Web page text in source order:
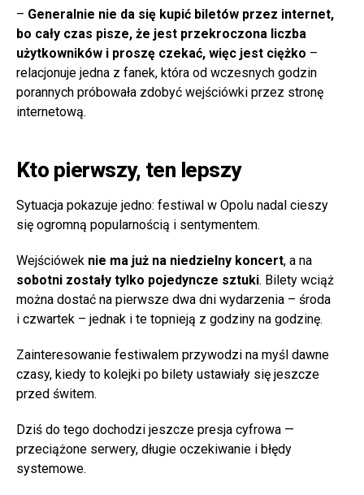
– Generalnie nie da się kupić biletów przez internet,
bo cały czas pisze, że jest przekroczona liczba
użytkowników i proszę czekać, więc jest ciężko –
relacjonuje jedna z fanek, która od wczesnych godzin
porannych próbowała zdobyć wejściówki przez stronę
internetową.
Kto pierwszy, ten lepszy
Sytuacja pokazuje jedno: festiwal w Opolu nadal cieszy
się ogromną popularnością i sentymentem.
Wejściówek nie ma już na niedzielny koncert, a na
sobotni zostały tylko pojedyncze sztuki. Bilety wciąż
można dostać na pierwsze dwa dni wydarzenia – środa
i czwartek – jednak i te topnieją z godziny na godzinę.
Zainteresowanie festiwalem przywodzi na myśl dawne
czasy, kiedy to kolejki po bilety ustawiały się jeszcze
przed świtem.
Dziś do tego dochodzi jeszcze presja cyfrowa —
przeciążone serwery, długie oczekiwanie i błędy
systemowe.